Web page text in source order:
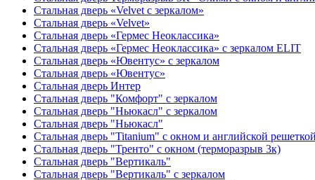
Стальная дверь «Velvet с зеркалом»
Стальная дверь «Velvet»
Стальная дверь «Гермес Неоклассика»
Стальная дверь «Гермес Неоклассика» с зеркалом ELIT
Стальная дверь «Ювентус» с зеркалом
Стальная дверь «Ювентус»
Стальная дверь Интер
Стальная дверь "Комфорт" с зеркалом
Стальная дверь "Ньюкасл" с зеркалом
Стальная дверь "Ньюкасл"
Стальная дверь "Titanium" с окном и английской
Стальная дверь "Тренто" с окном (терморазрыв 3к)
Стальная дверь "Вертикаль"
Стальная дверь "Вертикаль" с зеркалом